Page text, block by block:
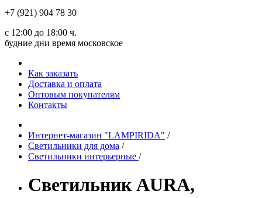
+7 (921) 904 78 30
с 12:00 до 18:00 ч.
будние дни время московское
Как заказать
Доставка и оплата
Оптовым покупателям
Контакты
Интернет-магазин "LAMPIRIDA" /
Светильники для дома /
Светильники интерьерные /
Светильник AURA,